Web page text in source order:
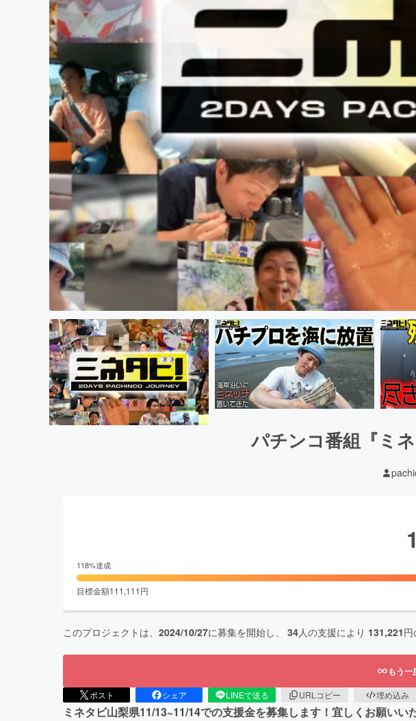
パチンコ番組『ミ
118%達成
目標金額111,111円
このプロジェクトは、 2024/10/27に募集を開始し、 34人の支援により 131,221円
もう
ポスト シェア LINEで送る URLコピー 埋め込み
ミネタビ山梨県11/13~11/14での支援金を募集します！宜しくお願いい